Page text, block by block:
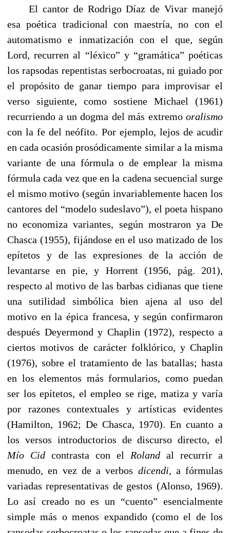
El cantor de Rodrigo Díaz de Vivar manejó
esa poética tradicional con maestría, no con el
automatismo e inmatización con el que, según
Lord, recurren al “léxico” y “gramática” poéticas
los rapsodas repentistas serbocroatas, ni guiado por
el propósito de ganar tiempo para improvisar el
verso siguiente, como sostiene Michael (1961)
recurriendo a un dogma del más extremo oralismo
con la fe del neófito. Por ejemplo, lejos de acudir
en cada ocasión prosódicamente similar a la misma
variante de una fórmula o de emplear la misma
fórmula cada vez que en la cadena secuencial surge
el mismo motivo (según invariablemente hacen los
cantores del “modelo sudeslavo”), el poeta hispano
no economiza variantes, según mostraron ya De
Chasca (1955), fijándose en el uso matizado de los
epítetos y de las expresiones de la acción de
levantarse en pie, y Horrent (1956, pág. 201),
respecto al motivo de las barbas cidianas que tiene
una sutilidad simbólica bien ajena al uso del
motivo en la épica francesa, y según confirmaron
después Deyermond y Chaplin (1972), respecto a
ciertos motivos de carácter folklórico, y Chaplin
(1976), sobre el tratamiento de las batallas; hasta
en los elementos más formularios, como puedan
ser los epítetos, el empleo se rige, matiza y varía
por razones contextuales y artísticas evidentes
(Hamilton, 1962; De Chasca, 1970). En cuanto a
los versos introductorios de discurso directo, el
Mío Cid contrasta con el Roland al recurrir a
menudo, en vez de a verbos dicendi, a fórmulas
variadas representativas de gestos (Alonso, 1969).
Lo así creado no es un “cuento” esencialmente
simple más o menos expandido (como el de los